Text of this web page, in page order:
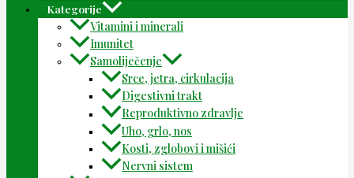
Kategorije
Vitamini i minerali
Imunitet
Samoliječenje
Srce, jetra, cirkulacija
Digestivni trakt
Reproduktivno zdravlje
Uho, grlo, nos
Kosti, zglobovi i mišići
Nervni sistem